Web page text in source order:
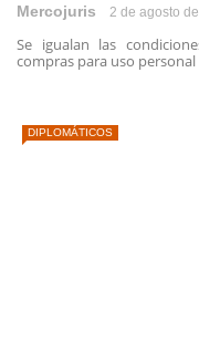
Mercojuris 2 de agosto
Se igualan las
compras para uso personal
DIPLOMÁTICOS